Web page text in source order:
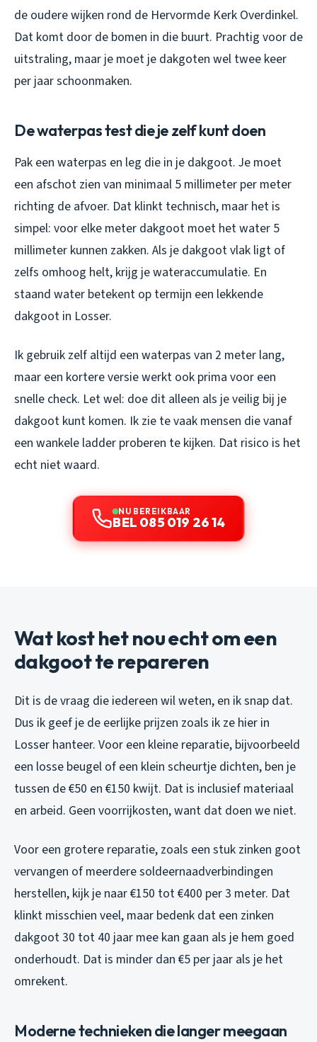
de oudere wijken rond de Hervormde Kerk Overdinkel.
Dat komt door de bomen in die buurt. Prachtig voor de
uitstraling, maar je moet je dakgoten wel twee keer
per jaar schoonmaken.
De waterpas test die je zelf kunt doen
Pak een waterpas en leg die in je dakgoot. Je moet
een afschot zien van minimaal 5 millimeter per meter
richting de afvoer. Dat klinkt technisch, maar het is
simpel: voor elke meter dakgoot moet het water 5
millimeter kunnen zakken. Als je dakgoot vlak ligt of
zelfs omhoog helt, krijg je wateraccumulatie. En
staand water betekent op termijn een lekkende
dakgoot in Losser.
Ik gebruik zelf altijd een waterpas van 2 meter lang,
maar een kortere versie werkt ook prima voor een
snelle check. Let wel: doe dit alleen als je veilig bij je
dakgoot kunt komen. Ik zie te vaak mensen die vanaf
een wankele ladder proberen te kijken. Dat risico is het
echt niet waard.
NU BEREIKBAAR
BEL 085 019 26 14
Wat kost het nou echt om een
dakgoot te repareren
Dit is de vraag die iedereen wil weten, en ik snap dat.
Dus ik geef je de eerlijke prijzen zoals ik ze hier in
Losser hanteer. Voor een kleine reparatie, bijvoorbeeld
een losse beugel of een klein scheurtje dichten, ben je
tussen de €50 en €150 kwijt. Dat is inclusief materiaal
en arbeid. Geen voorrijkosten, want dat doen we niet.
Voor een grotere reparatie, zoals een stuk zinken goot
vervangen of meerdere soldeernaadverbindingen
herstellen, kijk je naar €150 tot €400 per 3 meter. Dat
klinkt misschien veel, maar bedenk dat een zinken
dakgoot 30 tot 40 jaar mee kan gaan als je hem goed
onderhoudt. Dat is minder dan €5 per jaar als je het
omrekent.
Moderne technieken die langer meegaan